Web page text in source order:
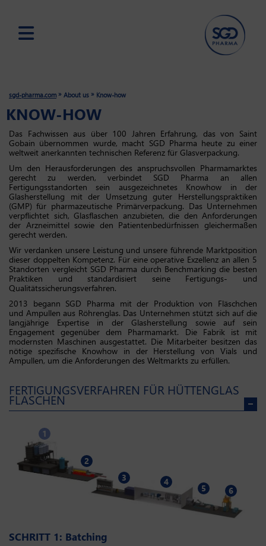
content
sgd-pharma.com » About us » Know-how
KNOW-HOW
Das Fachwissen aus über 100 Jahren Erfahrung, das von Saint
Gobain übernommen wurde, macht SGD Pharma heute zu einer
weltweit anerkannten technischen Referenz für Glasverpackung.
Um den Herausforderungen des anspruchsvollen Pharmamarktes
gerecht zu werden, verbindet SGD Pharma an allen
Fertigungsstandorten sein ausgezeichnetes Knowhow in der
Glasherstellung mit der Umsetzung guter Herstellungspraktiken
(GMP) für pharmazeutische Primärverpackung. Das Unternehmen
verpflichtet sich, Glasflaschen anzubieten, die den Anforderungen
der Arzneimittel sowie den Patientenbedürfnissen gleichermaßen
gerecht werden.
Wir verdanken unsere Leistung und unsere führende Marktposition
dieser doppelten Kompetenz. Für eine operative Exzellenz an allen 5
Standorten vergleicht SGD Pharma durch Benchmarking die besten
Praktiken und standardisiert seine Fertigungs- und
Qualitätssicherungsverfahren.
2013 begann SGD Pharma mit der Produktion von Fläschchen
und Ampullen aus Röhrenglas. Das Unternehmen stützt sich auf die
langjährige Expertise in der Glasherstellung sowie auf sein
Engagement gegenüber dem Pharmamarkt. Die Fabrik ist mit
modernsten Maschinen ausgestattet. Die Mitarbeiter besitzen das
nötige spezifische Knowhow in der Herstellung von Vials und
Ampullen, um die Anforderungen des Weltmarkts zu erfüllen.
FERTIGUNGSVERFAHREN FÜR HÜTTENGLAS
FLASCHEN
1
2
3
4
5 6
SCHRITT 1: Batching